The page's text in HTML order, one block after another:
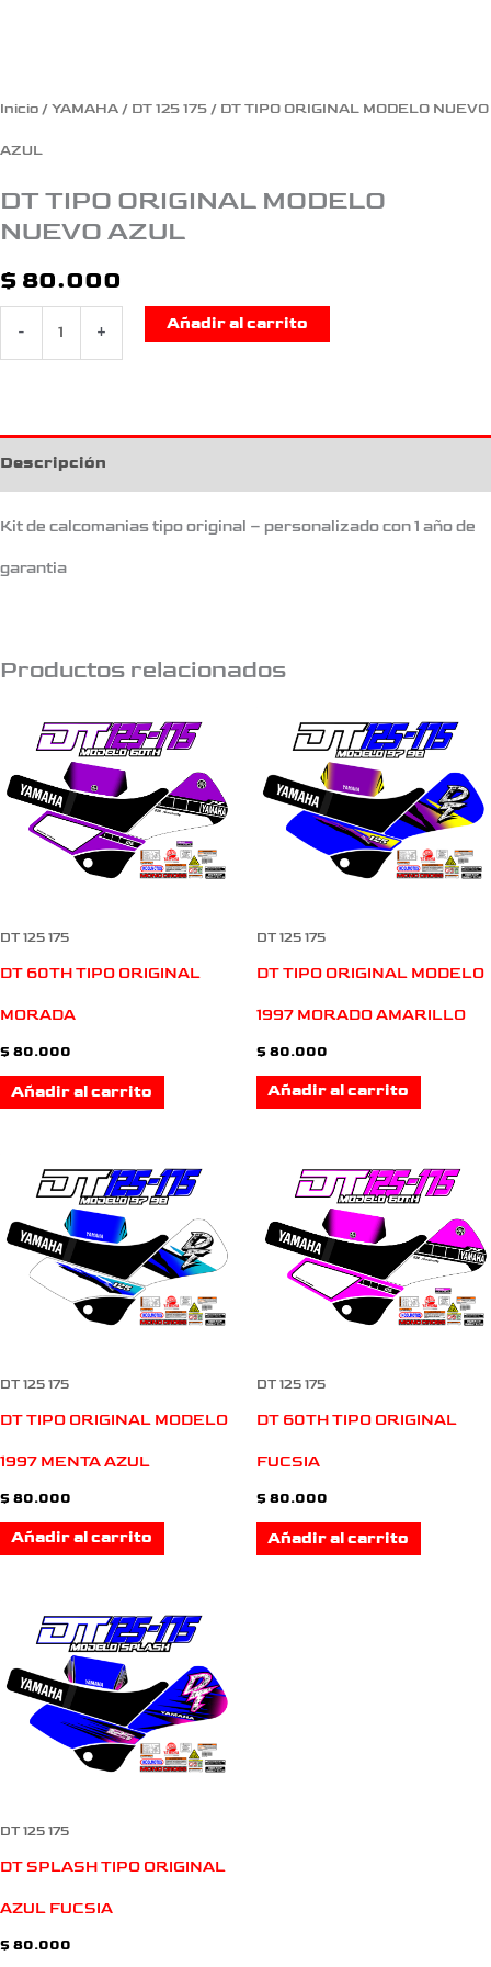
Inicio / YAMAHA / DT 125 175 / DT TIPO ORIGINAL MODELO NUEVO
AZUL
DT TIPO ORIGINAL MODELO
NUEVO AZUL
$ 80.000
- +
Añadir al carrito
Descripción
Kit de calcomanias tipo original – personalizado con 1 año de
garantia
Productos relacionados
DT 125 175
DT 60TH TIPO ORIGINAL
MORADA
$ 80.000
Añadir al carrito
DT 125 175
DT TIPO ORIGINAL MODELO
1997 MORADO AMARILLO
$ 80.000
Añadir al carrito
DT 125 175
DT TIPO ORIGINAL MODELO
1997 MENTA AZUL
$ 80.000
Añadir al carrito
DT 125 175
DT 60TH TIPO ORIGINAL
FUCSIA
$ 80.000
Añadir al carrito
DT 125 175
DT SPLASH TIPO ORIGINAL
AZUL FUCSIA
$ 80.000